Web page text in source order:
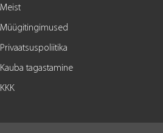
Meist
Müügitingimused
Privaatsuspoliitika
Kauba tagastamine
KKK